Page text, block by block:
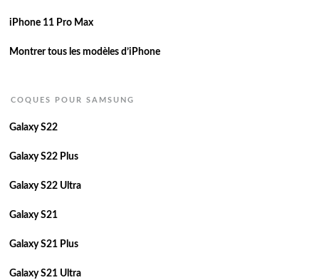
iPhone 11 Pro Max
Montrer tous les modèles d’iPhone
COQUES POUR SAMSUNG
Galaxy S22
Galaxy S22 Plus
Galaxy S22 Ultra
Galaxy S21
Galaxy S21 Plus
Galaxy S21 Ultra